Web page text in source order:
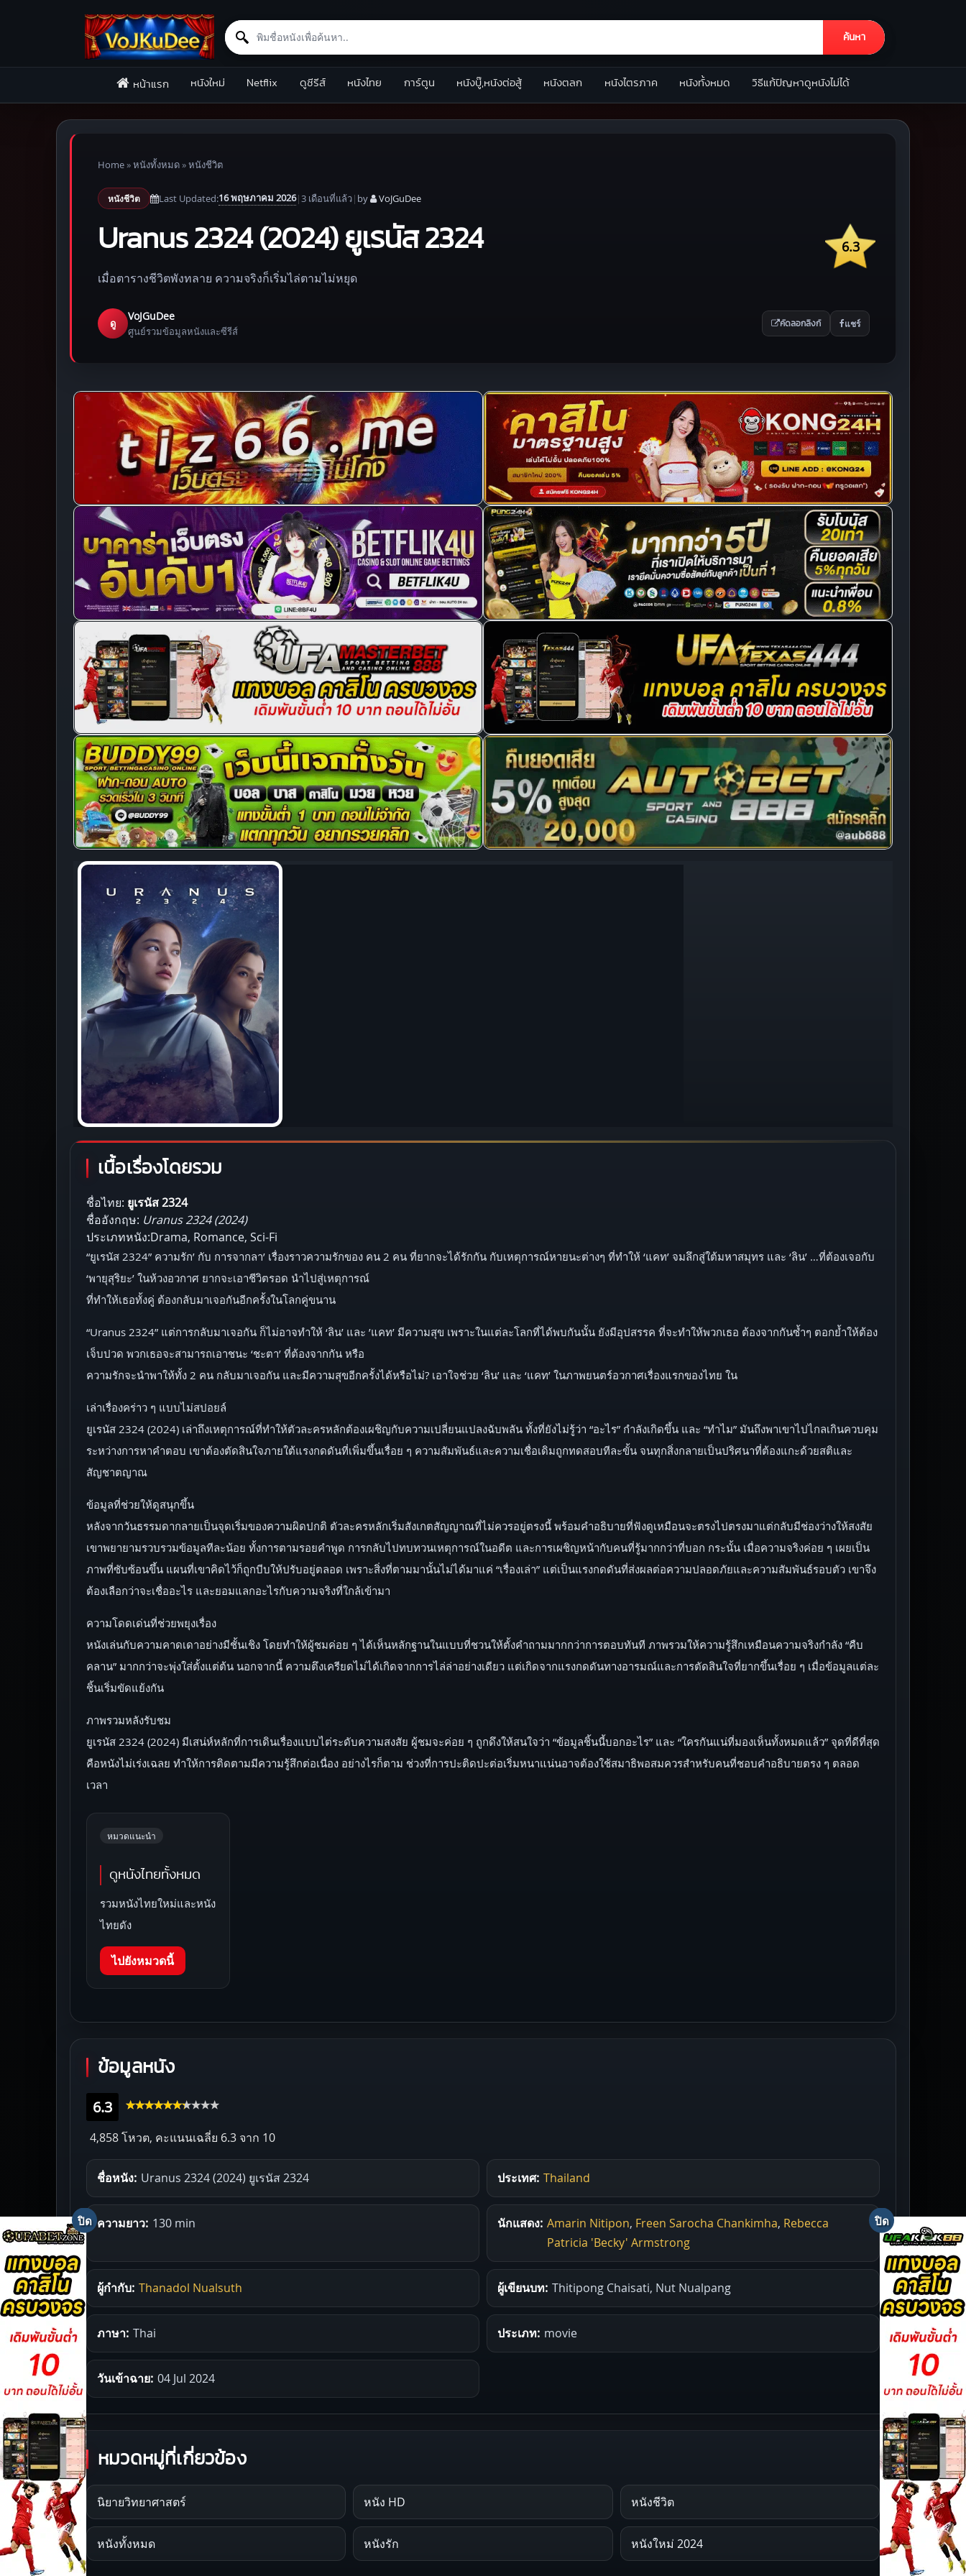
Search for:
ค้นหา
หน้าแรก หนังใหม่ Netflix ดูซีรีส์ หนังไทย การ์ตูน หนังบู๊,หนังต่อสู้ หนังตลก หนังไตรภาค หนังทั้งหมด วิธีแก้ปัญหาดูหนังไม่ได้
Home»หนังทั้งหมด»หนังชีวิต
หนังชีวิต Last Updated:16 พฤษภาคม 2026|3 เดือนที่แล้ว| by VoJGuDee
6.3
Uranus 2324 (2024) ยูเรนัส 2324
เมื่อตารางชีวิตพังทลาย ความจริงก็เริ่มไล่ตามไม่หยุด
ดู
VoJGuDee
ศูนย์รวมข้อมูลหนังและซีรีส์
คัดลอกลิงก์ แชร์
เนื้อเรื่องโดยรวม
ชื่อไทย: ยูเรนัส 2324
ชื่ออังกฤษ: Uranus 2324 (2024)
ประเภทหนัง:Drama, Romance, Sci-Fi
“ยูเรนัส 2324” ความรัก’ กับ การจากลา’ เรื่องราวความรักของ คน 2 คน ที่ยากจะได้รักกัน กับเหตุการณ์หายนะต่างๆ ที่ทำให้ ‘แคท’ จมลึกสู่ใต้มหาสมุทร และ ‘ลิน’ …ที่ต้องเจอกับ
‘พายุสุริยะ’ ในห้วงอวกาศ ยากจะเอาชีวิตรอด นำไปสู่เหตุการณ์
ที่ทำให้เธอทั้งคู่ ต้องกลับมาเจอกันอีกครั้งในโลกคู่ขนาน
“Uranus 2324” แต่การกลับมาเจอกัน ก็ไม่อาจทำให้ ‘ลิน’ และ ’แคท’ มีความสุข เพราะในแต่ละโลกที่ได้พบกันนั้น ยังมีอุปสรรค ที่จะทำให้พวกเธอ ต้องจากกันซ้ำๆ ตอกย้ำให้ต้อง
เจ็บปวด พวกเธอจะสามารถเอาชนะ ‘ชะตา’ ที่ต้องจากกัน หรือ
ความรักจะนำพาให้ทั้ง 2 คน กลับมาเจอกัน และมีความสุขอีกครั้งได้หรือไม่? เอาใจช่วย ‘ลิน’ และ ‘แคท’ ในภาพยนตร์อวกาศเรื่องแรกของไทย ใน
เล่าเรื่องคร่าว ๆ แบบไม่สปอยล์
ยูเรนัส 2324 (2024) เล่าถึงเหตุการณ์ที่ทำให้ตัวละครหลักต้องเผชิญกับความเปลี่ยนแปลงฉับพลัน ทั้งที่ยังไม่รู้ว่า “อะไร” กำลังเกิดขึ้น และ “ทำไม” มันถึงพาเขาไปไกลเกินควบคุม
ระหว่างการหาคำตอบ เขาต้องตัดสินใจภายใต้แรงกดดันที่เพิ่มขึ้นเรื่อย ๆ ความสัมพันธ์และความเชื่อเดิมถูกทดสอบทีละขั้น จนทุกสิ่งกลายเป็นปริศนาที่ต้องแกะด้วยสติและ
สัญชาตญาณ
ข้อมูลที่ช่วยให้ดูสนุกขึ้น
หลังจากวันธรรมดากลายเป็นจุดเริ่มของความผิดปกติ ตัวละครหลักเริ่มสังเกตสัญญาณที่ไม่ควรอยู่ตรงนี้ พร้อมคำอธิบายที่ฟังดูเหมือนจะตรงไปตรงมาแต่กลับมีช่องว่างให้สงสัย
เขาพยายามรวบรวมข้อมูลทีละน้อย ทั้งการตามรอยคำพูด การกลับไปทบทวนเหตุการณ์ในอดีต และการเผชิญหน้ากับคนที่รู้มากกว่าที่บอก กระนั้น เมื่อความจริงค่อย ๆ เผยเป็น
ภาพที่ซับซ้อนขึ้น แผนที่เขาคิดไว้ก็ถูกบีบให้ปรับอยู่ตลอด เพราะสิ่งที่ตามมานั้นไม่ได้มาแค่ “เรื่องเล่า” แต่เป็นแรงกดดันที่ส่งผลต่อความปลอดภัยและความสัมพันธ์รอบตัว เขาจึง
ต้องเลือกว่าจะเชื่ออะไร และยอมแลกอะไรกับความจริงที่ใกล้เข้ามา
ความโดดเด่นที่ช่วยพยุงเรื่อง
หนังเล่นกับความคาดเดาอย่างมีชั้นเชิง โดยทำให้ผู้ชมค่อย ๆ ได้เห็นหลักฐานในแบบที่ชวนให้ตั้งคำถามมากกว่าการตอบทันที ภาพรวมให้ความรู้สึกเหมือนความจริงกำลัง “คืบ
คลาน” มากกว่าจะพุ่งใส่ตั้งแต่ต้น นอกจากนี้ ความตึงเครียดไม่ได้เกิดจากการไล่ล่าอย่างเดียว แต่เกิดจากแรงกดดันทางอารมณ์และการตัดสินใจที่ยากขึ้นเรื่อย ๆ เมื่อข้อมูลแต่ละ
ชิ้นเริ่มขัดแย้งกัน
ภาพรวมหลังรับชม
ยูเรนัส 2324 (2024) มีเสน่ห์หลักที่การเดินเรื่องแบบไต่ระดับความสงสัย ผู้ชมจะค่อย ๆ ถูกดึงให้สนใจว่า “ข้อมูลชิ้นนี้บอกอะไร” และ “ใครกันแน่ที่มองเห็นทั้งหมดแล้ว” จุดที่ดีที่สุด
คือหนังไม่เร่งเฉลย ทำให้การติดตามมีความรู้สึกต่อเนื่อง อย่างไรก็ตาม ช่วงที่การปะติดปะต่อเริ่มหนาแน่นอาจต้องใช้สมาธิพอสมควรสำหรับคนที่ชอบคำอธิบายตรง ๆ ตลอด
เวลา
หมวดแนะนำ
ดูหนังไทยทั้งหมด
รวมหนังไทยใหม่และหนัง
ไทยดัง
ไปยังหมวดนี้
ข้อมูลหนัง
6.3
4,858 โหวต, คะแนนเฉลี่ย 6.3 จาก 10
ชื่อหนัง: Uranus 2324 (2024) ยูเรนัส 2324 ประเทศ: Thailand
ความยาว: 130 min นักแสดง: Amarin Nitipon, Freen Sarocha Chankimha, Rebecca
Patricia 'Becky' Armstrong
ผู้กำกับ: Thanadol Nualsuth ผู้เขียนบท: Thitipong Chaisati, Nut Nualpang
ภาษา: Thai ประเภท: movie
วันเข้าฉาย: 04 Jul 2024
หมวดหมู่ที่เกี่ยวข้อง
นิยายวิทยาศาสตร์ หนัง HD หนังชีวิต
หนังทั้งหมด หนังรัก หนังใหม่ 2024